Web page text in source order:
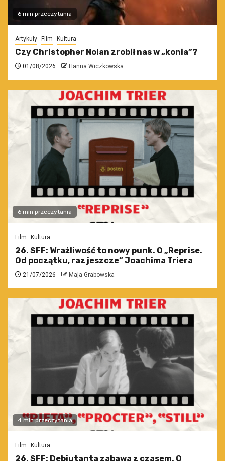
6 min przeczytania
Artykuły Film Kultura
Czy Christopher Nolan zrobił nas w „konia”?
01/08/2026 Hanna Wiczkowska
6 min przeczytania
Film Kultura
26. SFF: Wrażliwość to nowy punk. O „Reprise.
Od początku, raz jeszcze” Joachima Triera
21/07/2026 Maja Grabowska
4 min przeczytania
Film Kultura
26. SFF: Debiutanta zabawa z czasem. O